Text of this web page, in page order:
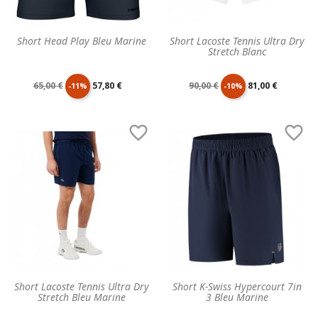
Short Head Play Bleu Marine
Prix
base
65,00 € -11% Prix
57,80 €
Short Lacoste Tennis Ultra Dry
Stretch Blanc
Prix
base
90,00 € -10% Prix
81,00 €
Short Lacoste Tennis Ultra Dry
Stretch Bleu Marine

Short K-Swiss Hypercourt 7in
3 Bleu Marine
